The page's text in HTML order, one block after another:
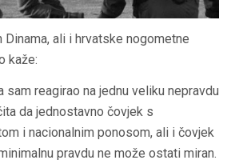
Dinama, ali i hrvatske nogometne
kaže:
sam reagirao na jednu veliku nepravdu
da jednostavno čovjek s
i nacionalnim ponosom, ali i čovjek
pravdu ne može ostati miran.